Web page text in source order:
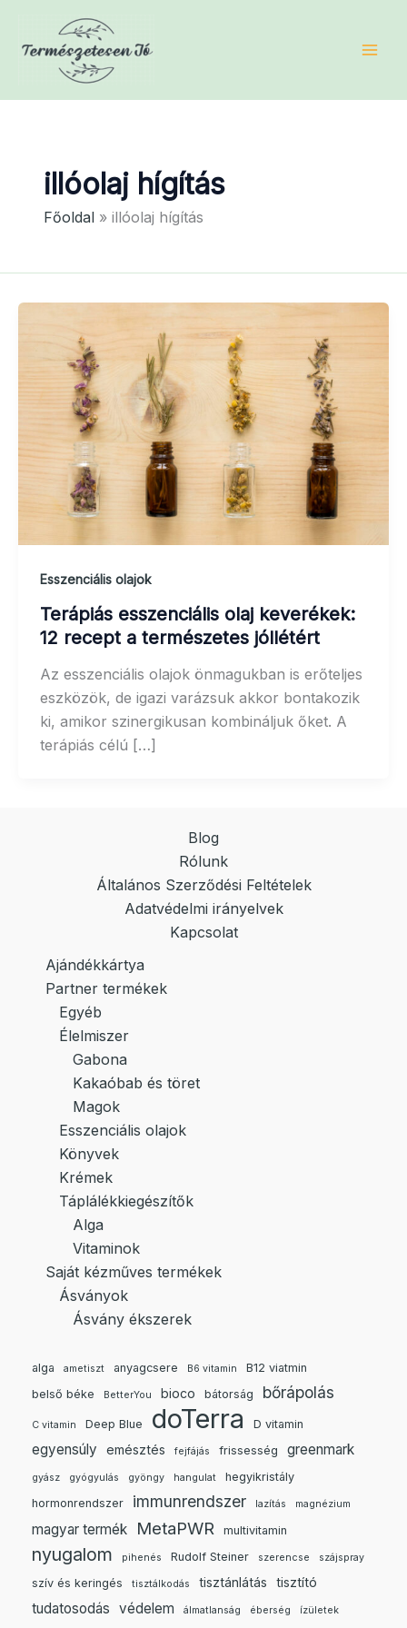
content
illóolaj hígítás
Főoldal illóolaj hígítás
Esszenciális olajok
Terápiás esszenciális olaj keverékek:
12 recept a természetes jóllétért
Az esszenciális olajok önmagukban is erőteljes
eszközök, de igazi varázsuk akkor bontakozik
ki, amikor szinergikusan kombináljuk őket. A
terápiás célú […]
Blog
Rólunk
Általános Szerződési Feltételek
Adatvédelmi irányelvek
Kapcsolat
Ajándékkártya
Partner termékek
Egyéb
Élelmiszer
Gabona
Kakaóbab és töret
Magok
Esszenciális olajok
Könyvek
Krémek
Táplálékkiegészítők
Alga
Vitaminok
Saját kézműves termékek
Ásványok
Ásvány ékszerek
alga ametiszt anyagcsere B6 vitamin
B12 viatmin
belső béke
BetterYou bioco bátorság bőrápolás
C vitamin Deep Blue doTerra D vitamin
egyensúly emésztés fejfájás frissesség greenmark
gyász gyógyulás gyöngy hangulat
hegyikristály
hormonrendszer
immunrendszer lazítás magnézium
magyar termék MetaPWR multivitamin
nyugalom pihenés Rudolf Steiner szerencse szájspray
szív és keringés tisztálkodás tisztánlátás tisztító
tudatosodás védelem álmatlanság éberség ízületek